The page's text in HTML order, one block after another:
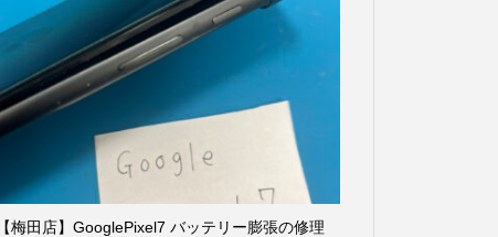
【梅田店】GooglePixel7 バッテリー膨張の修理